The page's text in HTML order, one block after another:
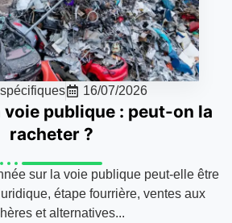
16/07/2026
publique : peut-on la
racheter ?
sur la voie publique peut-elle être
étape fourrière, ventes aux
et alternatives...